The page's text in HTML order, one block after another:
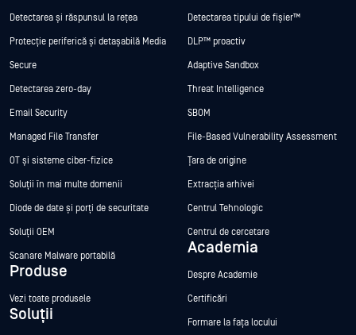
Detectarea și răspunsul la rețea
Protecție periferică și detașabilă Media
Secure
Detectarea zero-day
Email Security
Managed File Transfer
OT și sisteme ciber-fizice
Soluții în mai multe domenii
Diode de date și porți de securitate
Soluții OEM
Scanare Malware portabilă
Produse
Vezi toate produsele
Soluții
Detectarea tipului de fișier™
DLP™ proactiv
Adaptive Sandbox
Threat Intelligence
SBOM
File-Based Vulnerability Assessment
Țara de origine
Extracția arhivei
Centrul Tehnologic
Centrul de cercetare
Academia
Despre Academie
Certificări
Formare la fața locului